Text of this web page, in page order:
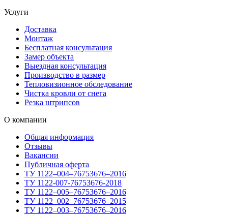
Услуги
Доставка
Монтаж
Бесплатная консультация
Замер объекта
Выездная консультация
Производство в размер
Тепловизионное обследование
Чистка кровли от снега
Резка штрипсов
О компании
Общая информация
Отзывы
Вакансии
Публичная оферта
ТУ 1122–004–76753676–2016
ТУ 1122-007-76753676-2018
ТУ 1122–005–76753676–2016
ТУ 1122–002–76753676–2015
ТУ 1122–003–76753676–2016